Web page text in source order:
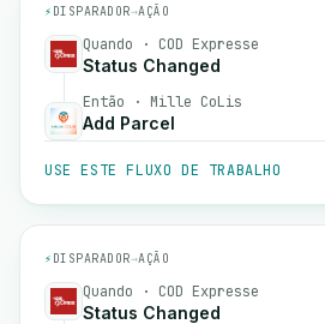
⚡ DISPARADOR→AÇÃO
Quando · COD Expresse
Status Changed
Então · Mille CoLis
Add Parcel
USE ESTE FLUXO DE TRABALHO
⚡ DISPARADOR→AÇÃO
Quando · COD Expresse
Status Changed